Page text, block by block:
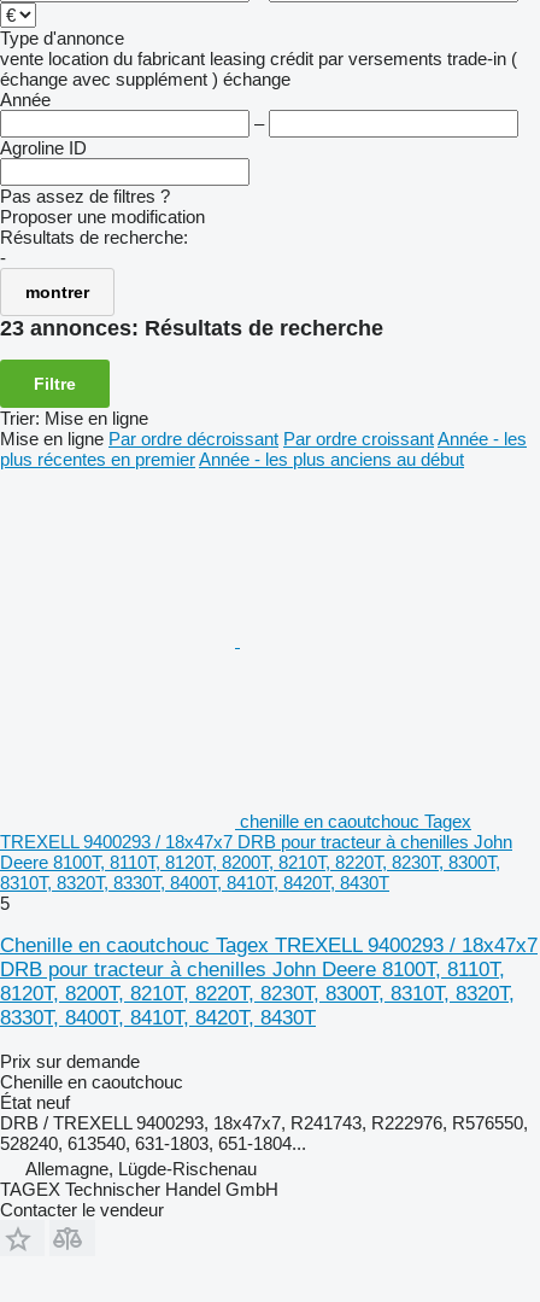
Type d'annonce
vente location du fabricant leasing crédit par versements trade-in (
échange avec supplément ) échange
Année
–
Agroline ID
Pas assez de filtres ?
Proposer une modification
Résultats de recherche:
-
montrer
23 annonces: Résultats de recherche
Filtre
Trier: Mise en ligne
Mise en ligne Par ordre décroissant Par ordre croissantAnnée - les
plus récentes en premierAnnée - les plus anciens au début
chenille en caoutchouc Tagex
TREXELL 9400293 / 18x47x7 DRB pour tracteur à chenilles John
Deere 8100T, 8110T, 8120T, 8200T, 8210T, 8220T, 8230T, 8300T,
8310T, 8320T, 8330T, 8400T, 8410T, 8420T, 8430T
5
Chenille en caoutchouc Tagex TREXELL 9400293 / 18x47x7
DRB pour tracteur à chenilles John Deere 8100T, 8110T,
8120T, 8200T, 8210T, 8220T, 8230T, 8300T, 8310T, 8320T,
8330T, 8400T, 8410T, 8420T, 8430T
Prix sur demande
Chenille en caoutchouc
État neuf
DRB / TREXELL 9400293, 18x47x7, R241743, R222976, R576550,
528240, 613540, 631-1803, 651-1804...
Allemagne, Lügde-Rischenau
TAGEX Technischer Handel GmbH
Contacter le vendeur